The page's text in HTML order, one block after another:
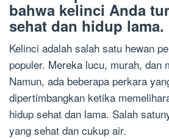
bahwa kelinci Anda
sehat dan hidup lama.
Kelinci adalah salah satu hewan
populer. Mereka lucu, murah, dan
Namun, ada beberapa perkara
dipertimbangkan ketika
hidup sehat dan lama. Salah
yang sehat dan cukup air.